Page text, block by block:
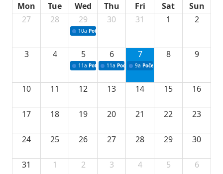
Mon Tue Wed Thu Fri Sat
Sun
27
28 29
10a Potpisivanje ugovora sa neprofitnim
30 31 1 2
3 4 5
11a Potpisivanje ugovora o stipendijama za
6
11a Podrška razvoju vodne infrastrukture u
7
9a Početak izgradnje nove
8 9
10 11 12 13 14 15 16
17 18 19 20 21 22 23
24 25 26 27 28 29 30
31 1 2 3 4 5 6